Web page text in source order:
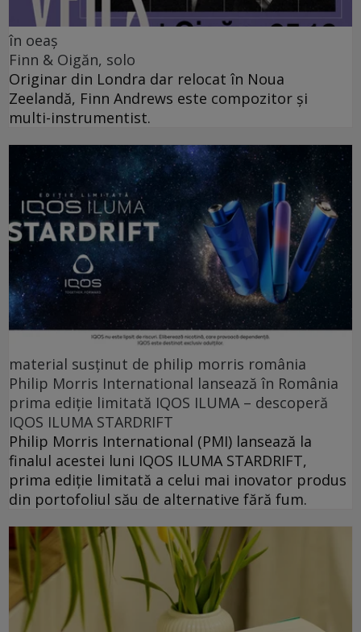
în oeaș
Finn & Oigăn, solo
Originar din Londra dar relocat în Noua
Zeelandă, Finn Andrews este compozitor și
multi-instrumentist.
material susținut de philip morris românia
Philip Morris International lansează în România
prima ediție limitată IQOS ILUMA – descoperă
IQOS ILUMA STARDRIFT
Philip Morris International (PMI) lansează la
finalul acestei luni IQOS ILUMA STARDRIFT,
prima ediție limitată a celui mai inovator produs
din portofoliul său de alternative fără fum.